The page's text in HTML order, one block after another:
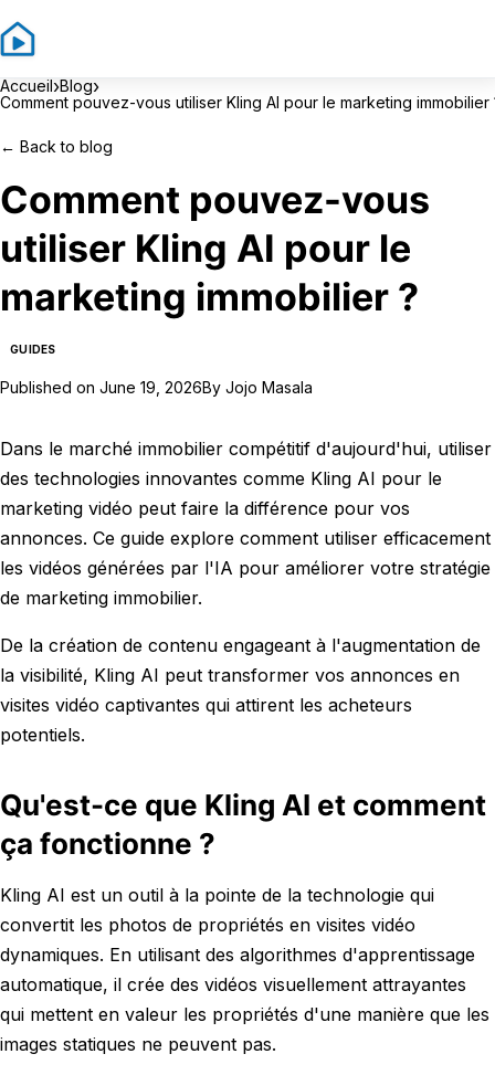
Accueil›Blog›
Comment pouvez-vous utiliser Kling AI pour le marketing immobilier
← Back to blog
Comment pouvez-vous
utiliser Kling AI pour le
marketing immobilier ?
GUIDES
Published on June 19, 2026By Jojo Masala
Dans le marché immobilier compétitif d'aujourd'hui, utiliser
des technologies innovantes comme Kling AI pour le
marketing vidéo peut faire la différence pour vos
annonces. Ce guide explore comment utiliser efficacement
les vidéos générées par l'IA pour améliorer votre stratégie
de marketing immobilier.
De la création de contenu engageant à l'augmentation de
la visibilité, Kling AI peut transformer vos annonces en
visites vidéo captivantes qui attirent les acheteurs
potentiels.
Qu'est-ce que Kling AI et comment
ça fonctionne ?
Kling AI est un outil à la pointe de la technologie qui
convertit les photos de propriétés en visites vidéo
dynamiques. En utilisant des algorithmes d'apprentissage
automatique, il crée des vidéos visuellement attrayantes
qui mettent en valeur les propriétés d'une manière que les
images statiques ne peuvent pas.